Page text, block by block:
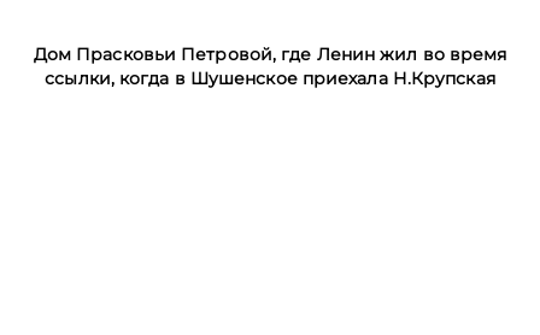
Дом Прасковьи Петровой, где Ленин жил во время
ссылки, когда в Шушенское приехала Н.Крупская